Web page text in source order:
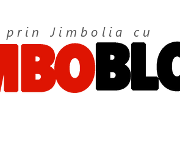
prin Jimbolia cu